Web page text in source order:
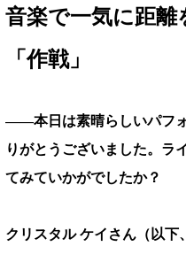
音楽で一気に距離
「作戦」
――本日は素晴らしいパフ
りがとうございました。ラ
てみていかがでしたか？
クリスタル ケイさん（以下